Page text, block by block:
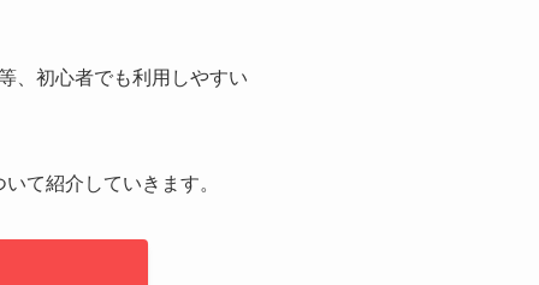
、初心者でも利用しやすい
いて紹介していきます。